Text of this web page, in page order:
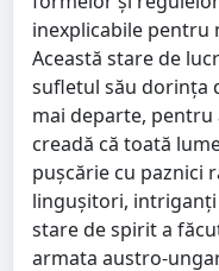
inexplicabile pentru
Această stare de
sufletul său dorinţa
mai departe, pentru
creadă că toată
puşcărie cu paznici
linguşitori, intriganţi
stare de spirit a
armata austro-